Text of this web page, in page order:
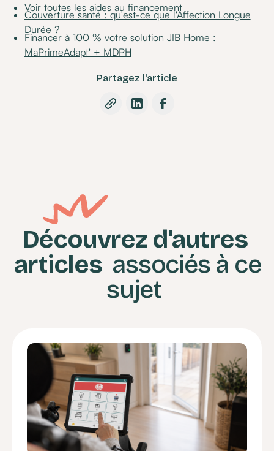
Voir toutes les aides au financement
Couverture santé : qu'est-ce que l'Affection Longue
Durée ?
Financer à 100 % votre solution JIB Home :
MaPrimeAdapt' + MDPH
Partagez l'article
Découvrez d'autres
articles associés à ce
sujet